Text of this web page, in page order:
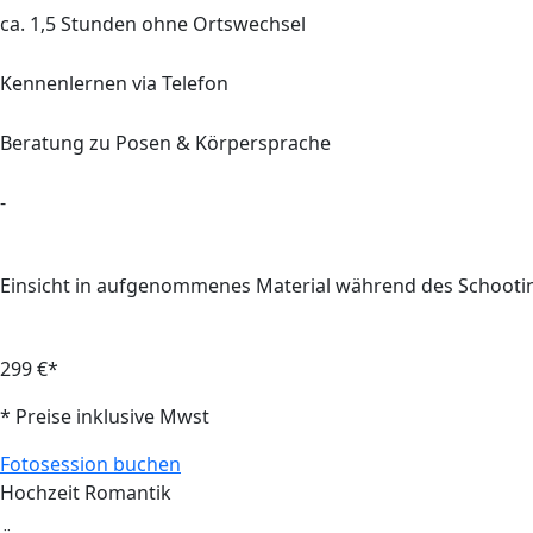
ca. 1,5Stunden ohne Ortswechsel
Kennenlernen via Telefon
Beratung zu Posen & Körpersprache
-
Einsicht in aufgenommenes Material während des
299 €*
* Preise inklusive Mwst
Fotosession buchen
Hochzeit Romantik